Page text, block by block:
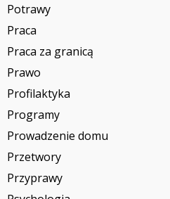
Potrawy
Praca
Praca za granicą
Prawo
Profilaktyka
Programy
Prowadzenie domu
Przetwory
Przyprawy